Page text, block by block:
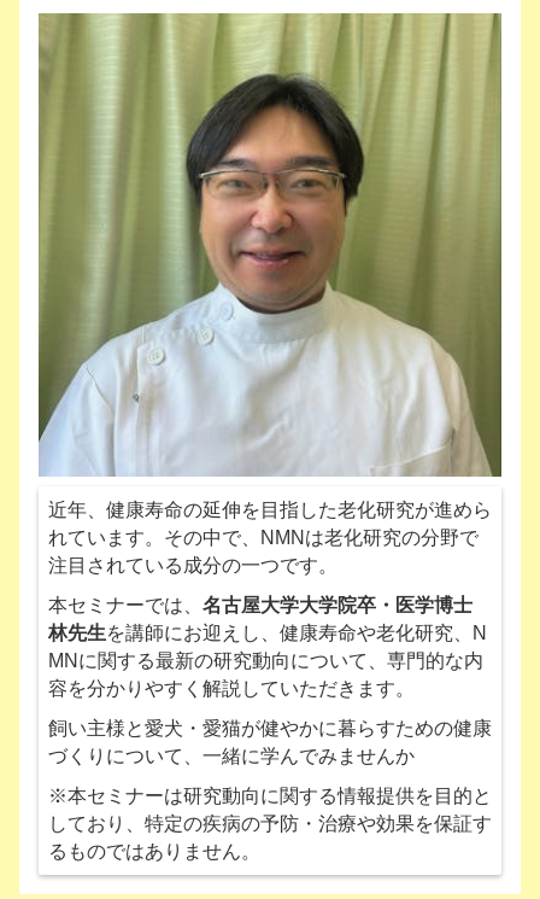
近年、健康寿命の延伸を目指した老化研究が進めら
れています。その中で、NMNは老化研究の分野で
注目されている成分の一つです。
本セミナーでは、 名古屋大学大学院卒・医学博士
林先生を講師にお迎えし、健康寿命や老化研究、N
MNに関する最新の研究動向について、専門的な内
容を分かりやすく解説していただきます。
飼い主様と愛犬・愛猫が健やかに暮らすための健康
づくりについて、一緒に学んでみませんか
※本セミナーは研究動向に関する情報提供を目的と
しており、特定の疾病の予防・治療や効果を保証す
るものではありません。